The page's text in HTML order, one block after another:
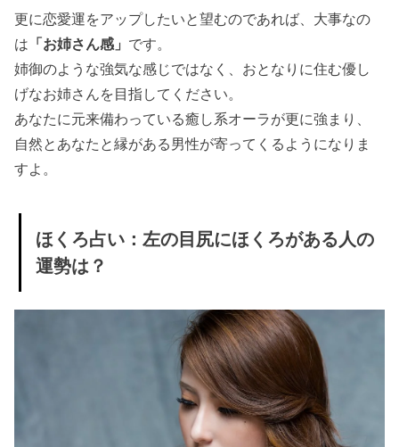
更に恋愛運をアップしたいと望むのであれば、大事なの
は 「お姉さん感」 です。
姉御のような強気な感じではなく、おとなりに住む優し
げなお姉さんを目指してください。
あなたに元来備わっている癒し系オーラが更に強まり、
自然とあなたと縁がある男性が寄ってくるようになりま
すよ。
ほくろ占い：左の目尻にほくろがある人の
運勢は？